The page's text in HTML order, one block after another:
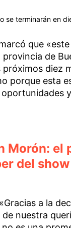
se terminarán en
que
de
diez
porque esta
y
Morón:
del
a la
nuestra